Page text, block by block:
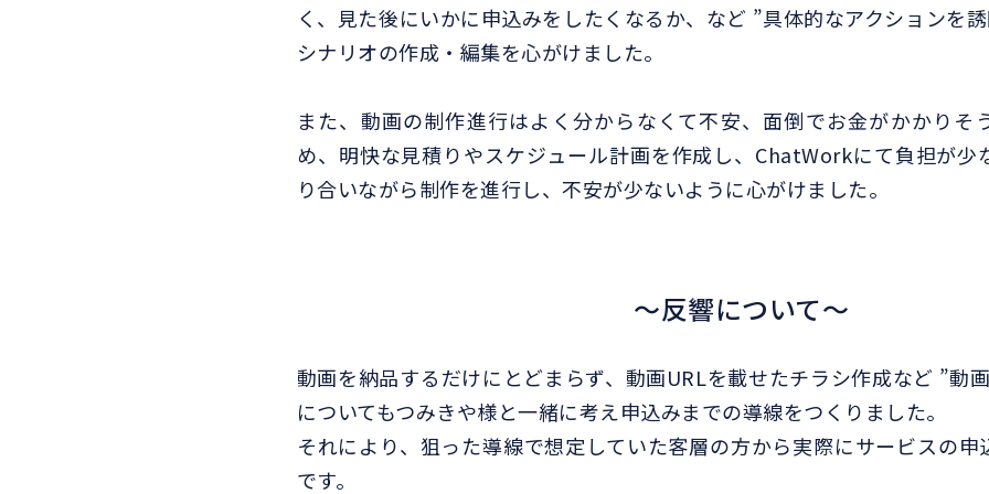
く、見た後にいかに申込みをしたくなるか、など ”具体的なアクションを
シナリオの作成・編集を心がけました。
また、動画の制作進行はよく分からなくて不安、面倒でお金がかかりそ
め、明快な見積りやスケジュール計画を作成し、ChatWorkにて負担が少
り合いながら制作を進行し、不安が少ないように心がけました。
～反響について～
動画を納品するだけにとどまらず、動画URLを載せたチラシ作成など ”動
についてもつみきや様と一緒に考え申込みまでの導線をつくりました。
それにより、狙った導線で想定していた客層の方から実際にサービスの
です。